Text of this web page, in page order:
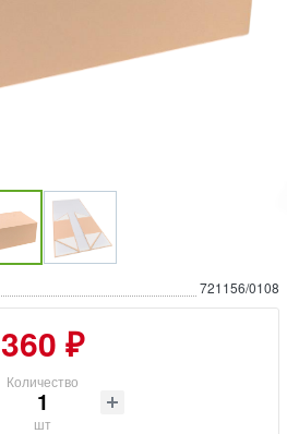
721156/0108
360 ₽
Количество
шт